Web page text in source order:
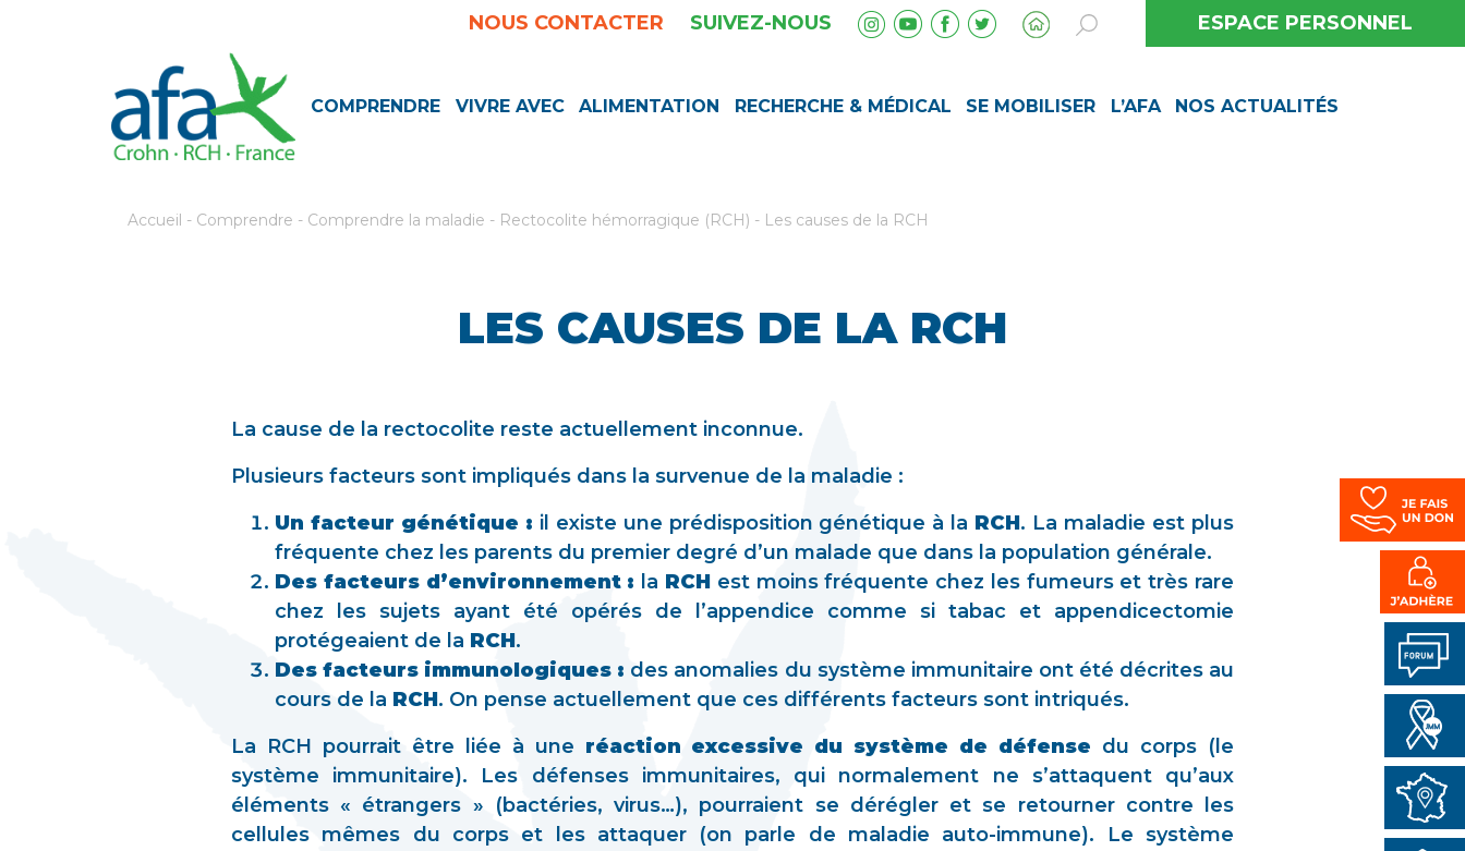
NOUS CONTACTER SUIVEZ-NOUS ESPACE PERSONNEL
COMPRENDRE VIVRE AVEC ALIMENTATION RECHERCHE & MÉDICAL SE MOBILISER L’AFA NOS ACTUALITÉS
Accueil - Comprendre - Comprendre la maladie - Rectocolite hémorragique (RCH) - Les causes de la RCH
LES CAUSES DE LA RCH
La cause de la rectocolite reste actuellement inconnue.
Plusieurs facteurs sont impliqués dans la survenue de la maladie :
Un facteur génétique : il existe une prédisposition génétique à la RCH. La maladie est plus
fréquente chez les parents du premier degré d’un malade que dans la population générale.
Des facteurs d’environnement : la RCHest moins fréquente chez les fumeurs et très rare
chez les sujets ayant été opérés de l’appendice comme si tabac et appendicectomie
protégeaient de la RCH.
Des facteurs immunologiques : des anomalies du système immunitaire ont été décrites au
cours de la RCH. On pense actuellement que ces différents facteurs sont intriqués.
La RCH pourrait être liée à une réaction excessive du système de défense du corps (le
système immunitaire). Les défenses immunitaires, qui normalement ne s’attaquent qu’aux
éléments « étrangers » (bactéries, virus…), pourraient se dérégler et se retourner contre les
cellules mêmes du corps et les attaquer (on parle de maladie auto-immune). Le système